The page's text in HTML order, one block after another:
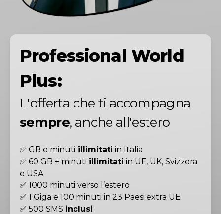
Professional World
Plus:
L'offerta che ti accompagna
sempre, anche all'estero
✅ GB e minuti illimitati in Italia
✅ 60 GB + minuti illimitati in UE, UK, Svizzera
e USA
✅ 1000 minuti verso l’estero
✅ 1 Giga e 100 minuti in 23 Paesi extra UE
✅ 500 SMS inclusi